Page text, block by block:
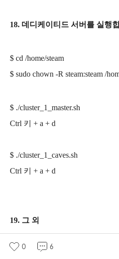
18. 데디케이티드 서버를 실행
$ cd /home/steam
$ sudo chown -R steam:steam /
$ ./cluster_1_master.sh
Ctrl 키 + a + d
$ ./cluster_1_ caves.sh
Ctrl 키 + a + d
19. 그 외
0 6